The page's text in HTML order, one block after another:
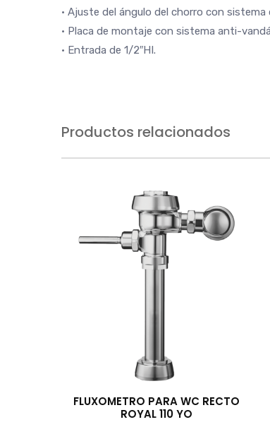
• Ajuste del ángulo del chorro con
• Placa de montaje con sistema anti-
• Entrada de 1/2″HI.
Productos relacionados
FLUXOMETRO PARA WC RECTO
ROYAL 110 YO